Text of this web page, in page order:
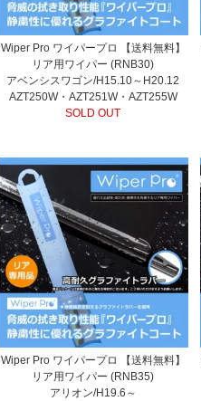
Wiper Pro ワイパープロ 【送料無料】
リア用ワイパー (RNB30)
アベンシスワゴン/H15.10～H20.12
AZT250W・AZT251W・AZT255W
SOLD OUT
Wiper Pro ワイパープロ 【送料無料】
リア用ワイパー (RNB35)
アリオン/H19.6～